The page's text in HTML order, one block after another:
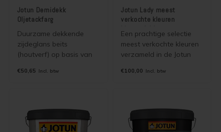
Jotun Demidekk
Oljetackfarg
Duurzame dekkende
zijdeglans beits
(houtverf) op basis van
Grondverf en aflak in
of bij schilderwerk in een
lichte kleur.
€50,65 Incl. btw
Jotun Lady meest
verkochte kleuren
Een prachtige selectie
meest verkochte kleuren
verzameld in de Jotun
kleuren" kleurenfolder
leverbaar in alle
dekkende binnen en
buitenverven van Jotun.
€100,00 Incl. btw